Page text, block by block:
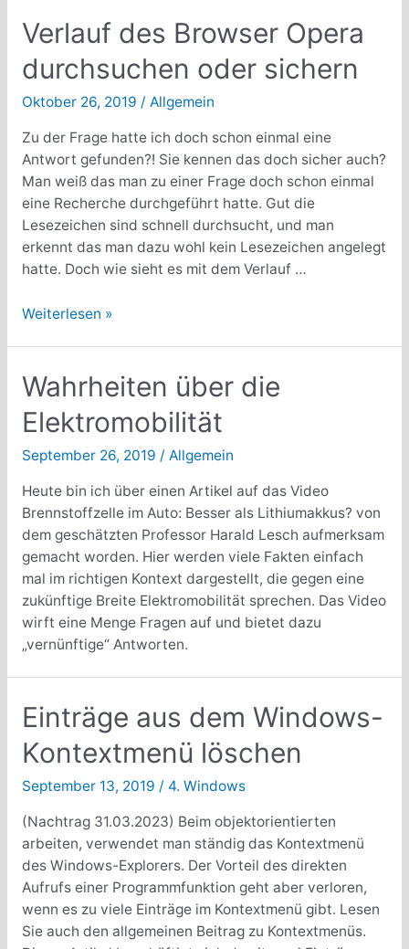
Explorer
Verlauf des Browser Opera
durchsuchen oder sichern
Oktober 26, 2019 / Allgemein
Zu der Frage hatte ich doch schon einmal eine
Antwort gefunden?! Sie kennen das doch sicher auch?
Man weiß das man zu einer Frage doch schon einmal
eine Recherche durchgeführt hatte. Gut die
Lesezeichen sind schnell durchsucht, und man
erkennt das man dazu wohl kein Lesezeichen angelegt
hatte. Doch wie sieht es mit dem Verlauf …
Verlauf
Opera
durchsuchen
oder
Weiterlesen »
Wahrheiten über die
Elektromobilität
September 26, 2019 / Allgemein
Heute bin ich über einen Artikel auf das Video
Brennstoffzelle im Auto: Besser als Lithiumakkus? von
dem geschätzten Professor Harald Lesch aufmerksam
gemacht worden. Hier werden viele Fakten einfach
mal im richtigen Kontext dargestellt, die gegen eine
zukünftige Breite Elektromobilität sprechen. Das Video
wirft eine Menge Fragen auf und bietet dazu
„vernünftige“ Antworten.
Einträge aus dem Windows-
Kontextmenü löschen
September 13, 2019 / 4. Windows
(Nachtrag 31.03.2023) Beim objektorientierten
arbeiten, verwendet man ständig das Kontextmenü
des Windows-Explorers. Der Vorteil des direkten
Aufrufs einer Programmfunktion geht aber verloren,
wenn es zu viele Einträge im Kontextmenü gibt. Lesen
Sie auch den allgemeinen Beitrag zu Kontextmenüs.